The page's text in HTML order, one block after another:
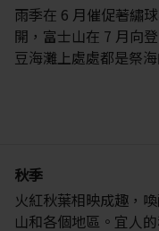
雨季在 6 月催促著繡
開，富士山在 7 月向
豆海灘上處處都是祭
秋季
火紅秋葉相映成趣，
山和各個地區。宜人